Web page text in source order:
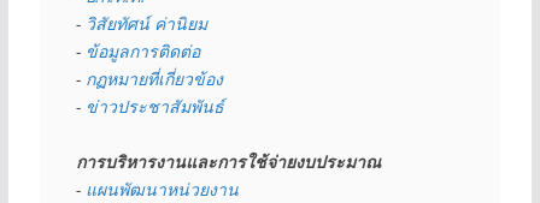
- วิสัยทัศน์ ค่านิยม
- ข้อมูลการติดต่อ
- กฏหมายที่เกี่ยวข้อง
- ข่าวประชาสัมพันธ์
การบริหารงานและการใช้จ่ายงบประมาณ
- แผนพัฒนาหน่วยงาน